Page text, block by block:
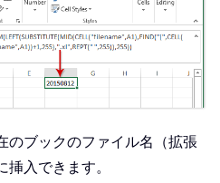
のブックのファイル名（拡張
入できます。